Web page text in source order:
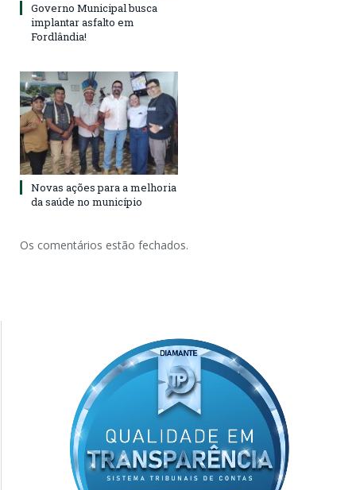
Governo Municipal busca
implantar asfalto em
Fordlândia!
Novas ações para a melhoria
da saúde no município
Os comentários estão fechados.